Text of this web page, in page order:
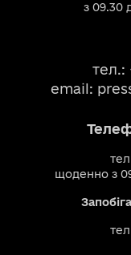
з 09.30
тел.:
email:
щоденно з